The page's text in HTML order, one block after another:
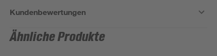
Kundenbewertungen
Ähnliche Produkte